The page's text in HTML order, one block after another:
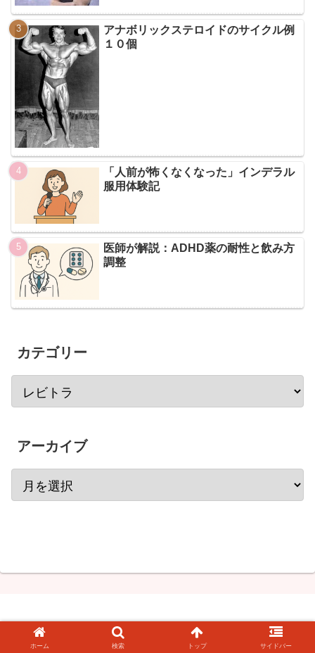
アナボリックステロイドのサイクル例
１０個
「人前が怖くなくなった」インデラル
服用体験記
医師が解説：ADHD薬の耐性と飲み方
調整
カテゴリー
アーカイブ
© 2005 サプリ館公式ブログ.
ホーム 検索 トップ サイドバー